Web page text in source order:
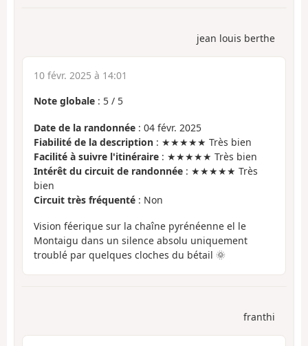
jean louis berthe
10 févr. 2025 à 14:01
Note globale : 5 / 5
Date de la randonnée : 04 févr. 2025
Fiabilité de la description : ★★★★★ Très bien
Facilité à suivre l'itinéraire : ★★★★★ Très bien
Intérêt du circuit de randonnée : ★★★★★ Très
bien
Circuit très fréquenté : Non
Vision féerique sur la chaîne pyrénéenne el le
Montaigu dans un silence absolu uniquement
troublé par quelques cloches du bétail 🌞
franthi